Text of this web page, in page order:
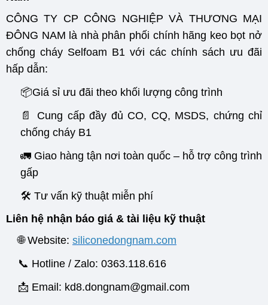
CÔNG TY CP CÔNG NGHIỆP VÀ THƯƠNG MẠI
ĐÔNG NAM là nhà phân phối chính hãng keo bọt nở
chống cháy Selfoam B1 với các chính sách ưu đãi
hấp dẫn:
📦Giá sỉ ưu đãi theo khối lượng công trình
📄 Cung cấp đầy đủ CO, CQ, MSDS, chứng chỉ
chống cháy B1
🚛 Giao hàng tận nơi toàn quốc – hỗ trợ công trình
gấp
🛠️ Tư vấn kỹ thuật miễn phí
Liên hệ nhận báo giá & tài liệu kỹ thuật
🌐 Website: siliconedongnam.com
📞 Hotline / Zalo: 0363.118.616
📩 Email: kd8.dongnam@gmail.com